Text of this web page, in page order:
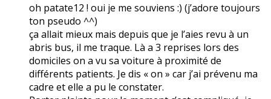
oh patate12 ! oui je me souviens :) (j’adore toujours
ton pseudo ^^)
ça allait mieux mais depuis que je l’aies revu à un
abris bus, il me traque. Là a 3 reprises lors des
domiciles on a vu sa voiture à proximité de
différents patients. Je dis « on » car j’ai prévenu ma
cadre et elle a pu le constater.